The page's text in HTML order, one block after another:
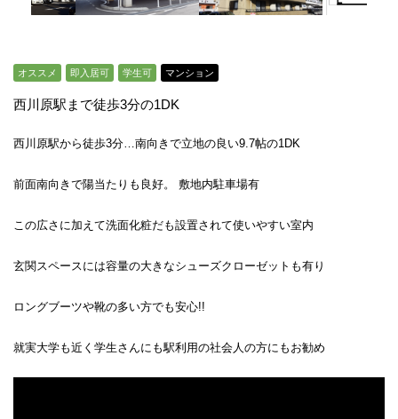
オススメ 即入居可 学生可 マンション
西川原駅まで徒歩3分の1DK
西川原駅から徒歩3分…南向きで立地の良い9.7帖の1DK
前面南向きで陽当たりも良好。 敷地内駐車場有
この広さに加えて洗面化粧だも設置されて使いやすい室内
玄関スペースには容量の大きなシューズクローゼットも有り
ロングブーツや靴の多い方でも安心!!
就実大学も近く学生さんにも駅利用の社会人の方にもお勧め